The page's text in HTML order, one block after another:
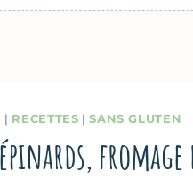
| RECETTES |SANS GLUTEN